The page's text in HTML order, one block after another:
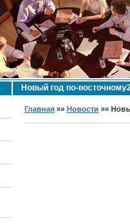
Новый год по-
Главная »»Новости »»